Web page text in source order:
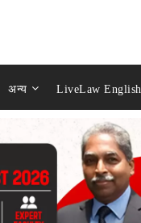
अन्य LiveLaw English